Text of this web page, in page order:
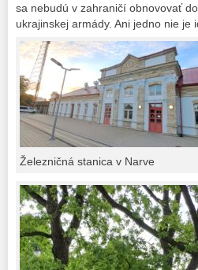
sa nebudú v zahraničí obnovovať
ukrajinskej armády. Ani jedno nie je
Železničná stanica v Narve